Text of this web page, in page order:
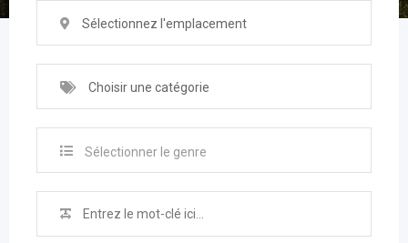
Sélectionnez l'emplacement
Choisir une catégorie
Sélectionner le genre